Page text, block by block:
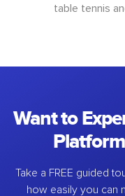
table tennis
Want to
Take a FREE guided
how easily you can